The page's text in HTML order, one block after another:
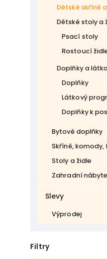
Dětské skříně
Dětské stoly a
Psací stoly
Rostoucí
Doplňky a
Doplňky
Látkový
Doplňky k
Bytové doplňky
Skříně, komody,
Stoly a židle
Zahradní
Slevy
Výprodej
Filtry